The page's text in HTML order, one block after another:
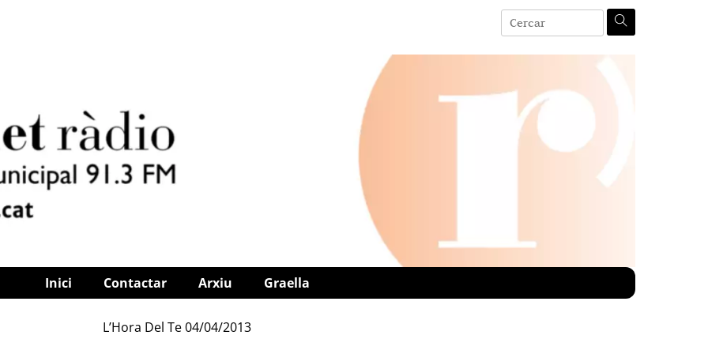
Inici Contactar Arxiu Graella
L’Hora Del Te 04/04/2013